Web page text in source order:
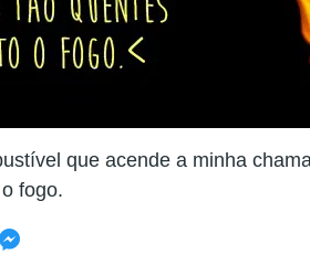
que acende a minha
fogo.